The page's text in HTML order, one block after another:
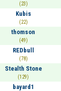
(23)
Kubis
(22)
thomson
(49)
REDbull
(78)
Stealth Stone
(129)
bayard1